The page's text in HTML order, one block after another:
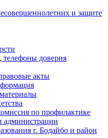
и защите
телефоны доверия
акты
по профилактике
администрации
г. Бодайбо и район